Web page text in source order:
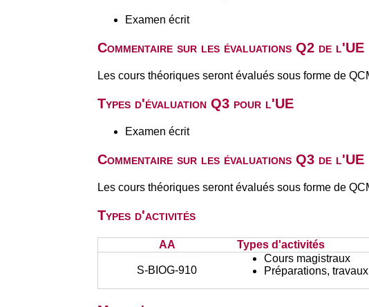
Examen écrit
Commentaire sur les évaluations Q2 de l'UE
Les cours théoriques seront évalués sous forme de
Types d'évaluation Q3 pour l'UE
Examen écrit
Commentaire sur les évaluations Q3 de l'UE
Les cours théoriques seront évalués sous forme de
Types d'activités
AA Types d'activités
S-BIOG-910
Cours magistraux
Préparations,